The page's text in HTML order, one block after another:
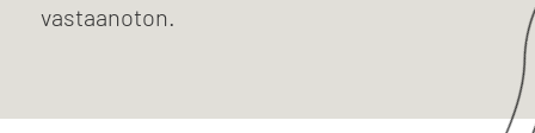
vastaanoton.